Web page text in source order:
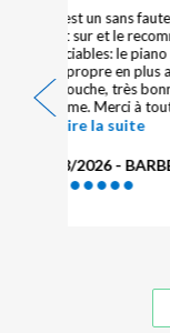
Hôtel
Bonjour,